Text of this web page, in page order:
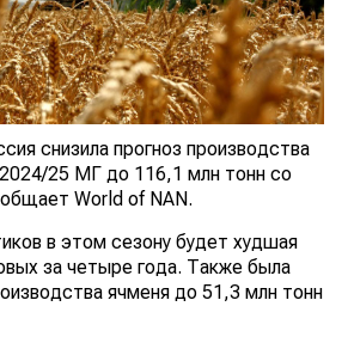
снизила прогноз производства
25 МГ до 116,1 млн тонн со
World of NAN.
в этом сезону будет худшая
за четыре года. Также была
ячменя до 51,3 млн тонн